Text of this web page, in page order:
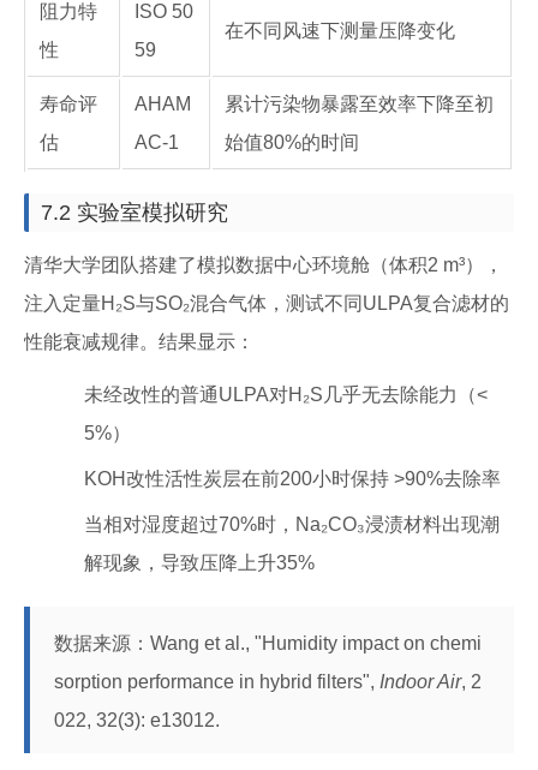
阻力特
性
ISO 50
59
在不同风速下测量压降变化
寿命评
估
AHAM
AC-1
累计污染物暴露至效率下降至初
始值80%的时间
7.2 实验室模拟研究
清华大学团队搭建了模拟数据中心环境舱（体积2 m³），
注入定量H₂S与SO₂混合气体，测试不同ULPA复合滤材的
性能衰减规律。结果显示：
未经改性的普通ULPA对H₂S几乎无去除能力（<
5%）
KOH改性活性炭层在前200小时保持 >90%去除率
当相对湿度超过70%时，Na₂CO₃浸渍材料出现潮
解现象，导致压降上升35%
数据来源：Wang et al., "Humidity impact on chemi
sorption performance in hybrid filters", Indoor Air, 2
022, 32(3): e13012.